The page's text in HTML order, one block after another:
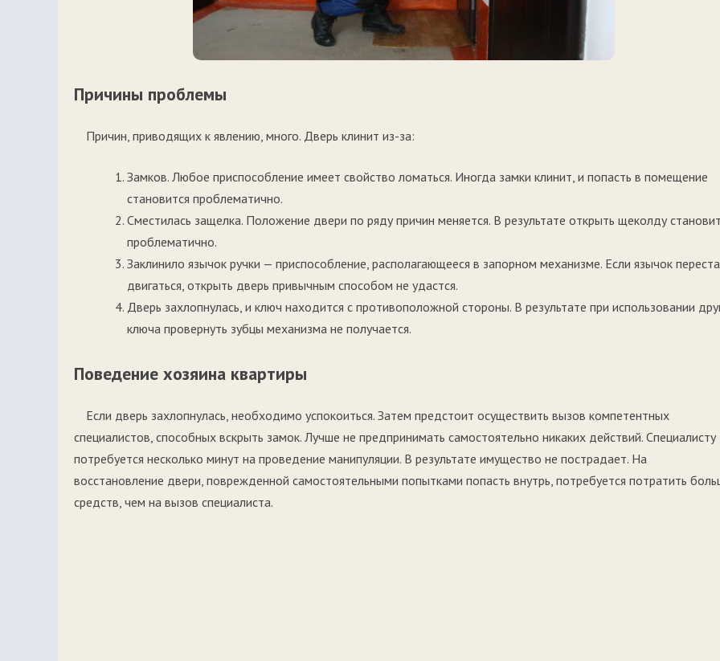
Причины проблемы
Причин, приводящих к явлению, много. Дверь клинит из-за:
Замков. Любое приспособление имеет свойство ломаться. Иногда замки клинит, и попасть в помещение
становится проблематично.
Сместилась защелка. Положение двери по ряду причин меняется. В результате открыть щеколду
проблематично.
Заклинило язычок ручки — приспособление, располагающееся в запорном механизме. Если язычок
двигаться, открыть дверь привычным способом не удастся.
Дверь захлопнулась, и ключ находится с противоположной стороны. В результате при использовании
ключа провернуть зубцы механизма не получается.
Поведение хозяина квартиры
Если дверь захлопнулась, необходимо успокоиться. Затем предстоит осуществить вызов компетентных
специалистов, способных вскрыть замок. Лучше не предпринимать самостоятельно никаких действий. Специалисту
потребуется несколько минут на проведение манипуляции. В результате имущество не пострадает. На
восстановление двери, поврежденной самостоятельными попытками попасть внутрь, потребуется потратить
средств, чем на вызов специалиста.